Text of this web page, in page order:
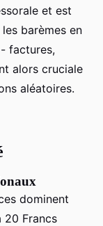
et est
barèmes en
factures,
alors cruciale
aléatoires.
dominent
20 Francs